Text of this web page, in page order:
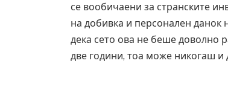
се вообичаени за странските
на добивка и персонален данок
дека сето ова не беше доволно
две години, тоа може никогаш и